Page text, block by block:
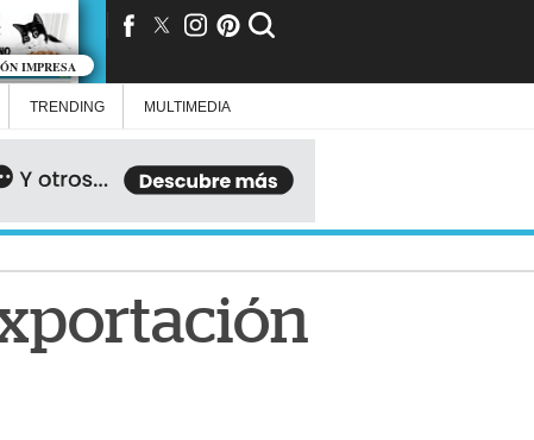
IMPRESA
TRENDING MULTIMEDIA